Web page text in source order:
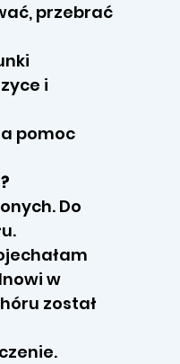
przebrać
i
pomoc
Do
w
został